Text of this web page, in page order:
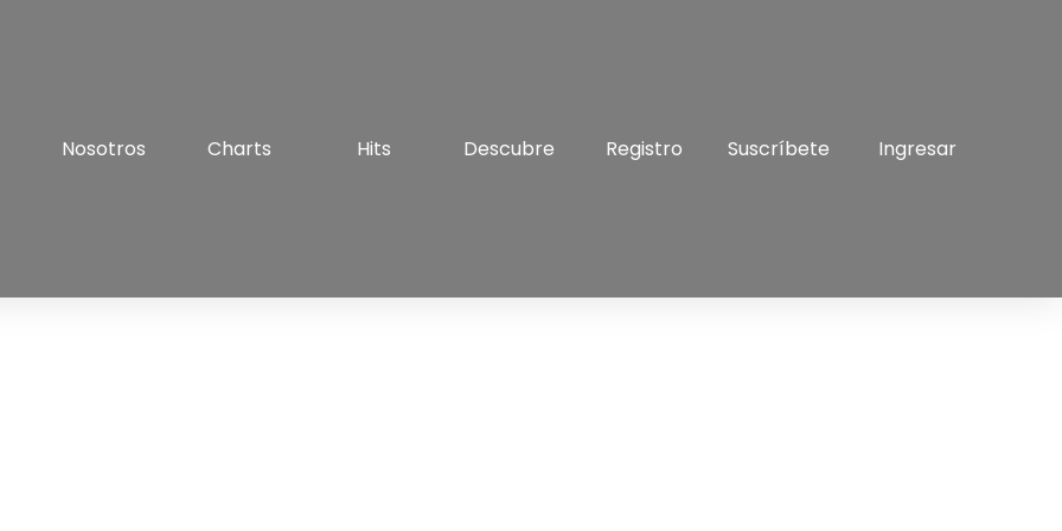
Nosotros Charts Hits Descubre Registro Suscríbete Ingresar